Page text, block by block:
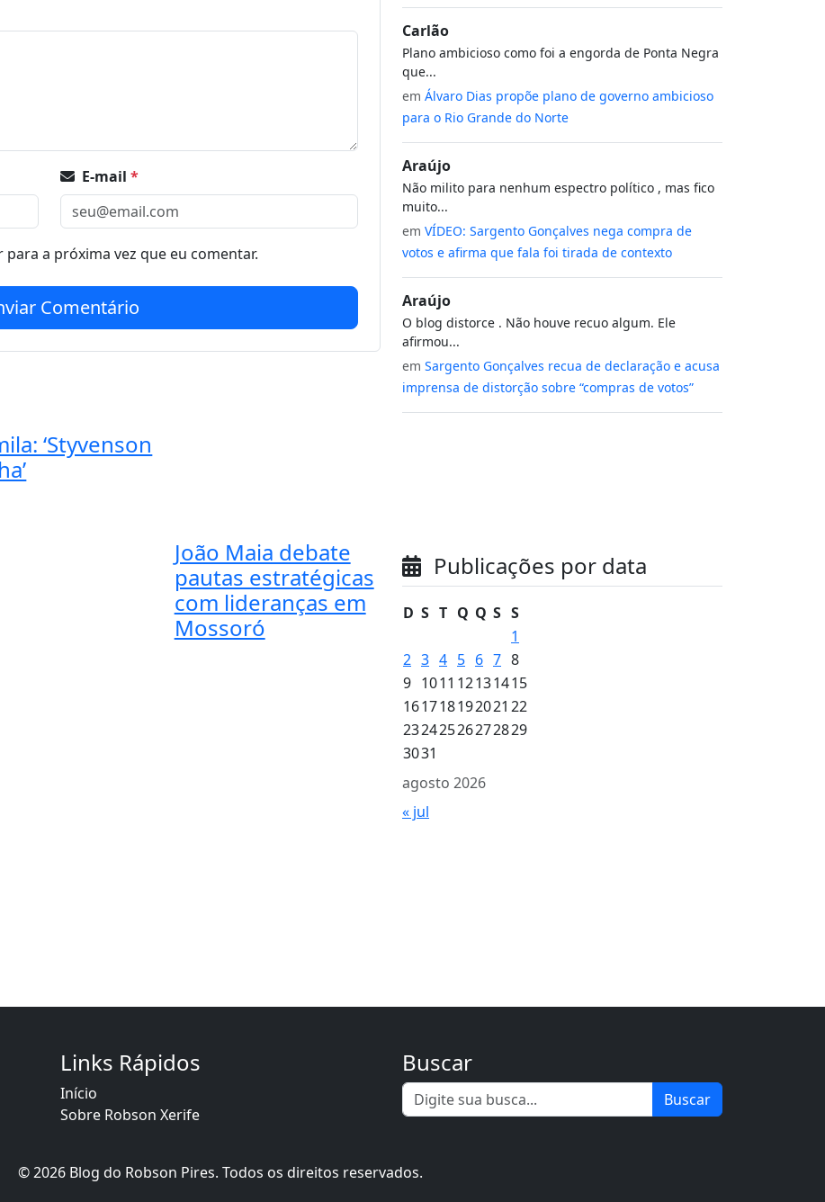
E-mail *
a próxima vez que eu comentar.
Comentário
‘Styvenson
João Maia debate
pautas estratégicas
com lideranças em
Mossoró
Carlão
Plano ambicioso como foi a engorda de Ponta Negra
que...
em Álvaro Dias propõe plano de governo ambicioso
para o Rio Grande do Norte
Araújo
Não milito para nenhum espectro político , mas fico
muito...
em VÍDEO: Sargento Gonçalves nega compra de
votos e afirma que fala foi tirada de contexto
Araújo
O blog distorce . Não houve recuo algum. Ele
afirmou...
em Sargento Gonçalves recua de declaração e acusa
imprensa de distorção sobre “compras de votos”
Publicações por data
agosto 2026
D S T Q Q S S
1
2 3 4 5 6 7 8
9 1011 12131415
161718192021 22
23242526272829
3031
« jul
Links Rápidos
Início
Sobre Robson Xerife
Buscar
Buscar
© 2026 Blog do Robson Pires. Todos os direitos reservados.